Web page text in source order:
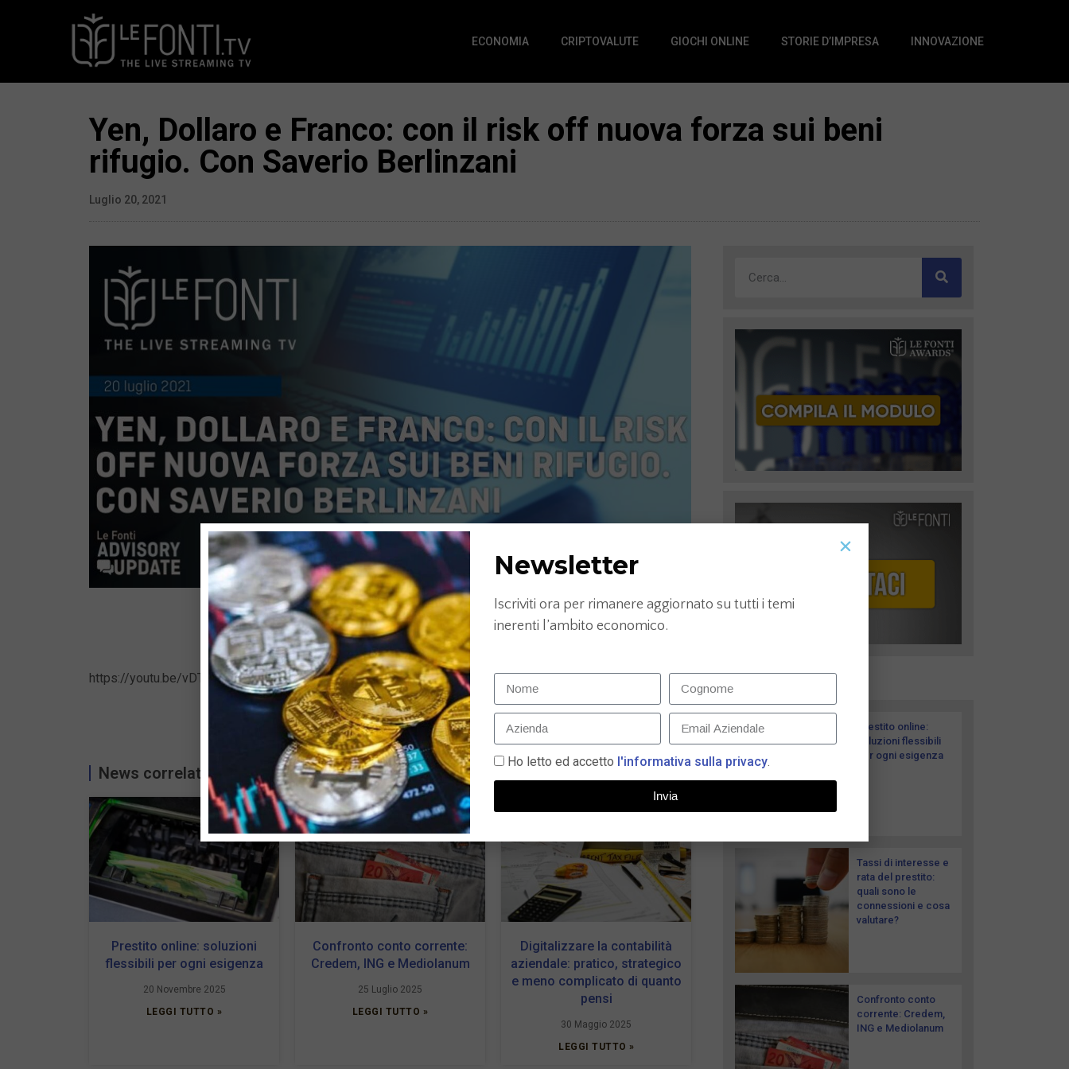
ECONOMIA CRIPTOVALUTE GIOCHI ONLINE STORIE D’IMPRESA INNOVAZIONE
Yen, Dollaro e Franco: con il risk off nuova forza sui beni
rifugio. Con Saverio Berlinzani
Luglio 20, 2021
https://youtu.be/vDTMLJYm1GY
News correlate...
Prestito online: soluzioni
flessibili per ogni esigenza
20 Novembre 2025
LEGGI TUTTO »
Confronto conto corrente:
Credem, ING e Mediolanum
25 Luglio 2025
LEGGI TUTTO »
Digitalizzare la contabilità
aziendale: pratico, strategico
e meno complicato di quanto
pensi
30 Maggio 2025
LEGGI TUTTO »
I più recenti
Prestito online:
soluzioni flessibili
per ogni esigenza
Tassi di interesse e
rata del prestito:
quali sono le
connessioni e cosa
valutare?
Confronto conto
corrente: Credem,
ING e Mediolanum
Newsletter
Iscriviti ora per rimanere aggiornato su tutti i temi
inerenti l’ambito economico.
Ho letto ed accetto l'informativa sulla privacy.
Invia